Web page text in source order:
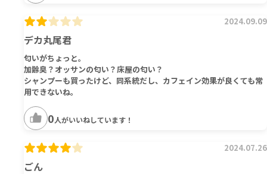
デカ丸尾君
2024.09.09
匂いがちょっと。
加齢臭？オッサンの匂い？床屋の匂い？
シャンプーも買ったけど、同系統だし、カフェイン効果が良くても常
用できないね。
0人がいいねしています！
ごん
2024.07.26